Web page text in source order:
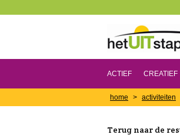
ACTIEF CREATIEF
home > activiteiten
Terug naar de